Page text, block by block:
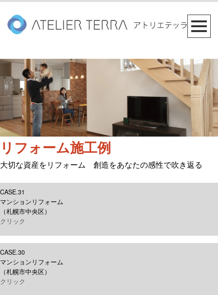
リフォーム施工例
大切な資産をリフォーム 創造をあなたの感性で吹き返る
CASE.31
マンションリフォーム
（札幌市中央区）
クリック
CASE.30
マンションリフォーム
（札幌市中央区）
クリック